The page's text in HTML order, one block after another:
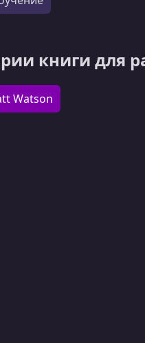
книги для
Watson